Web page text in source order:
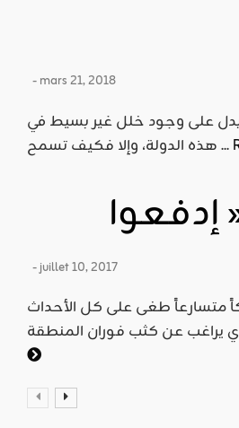
- mars 21, 2018
على وجود خلل غير بسيط في
هذه الدولة، وإلا فكيف تسمح ...
- juillet 10, 2017
متسارعاً طغى على كل الأحداث